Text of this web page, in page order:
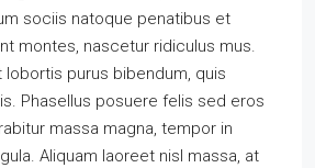
sociis natoque penatibus et
montes, nascetur ridiculus mus.
purus bibendum, quis
Phasellus posuere felis sed eros
massa magna, tempor in
Aliquam laoreet nisl massa, at